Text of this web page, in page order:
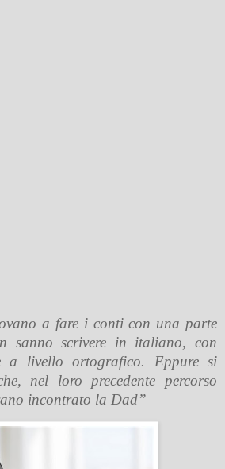
a fare i conti con una parte
sanno scrivere in italiano, con
a livello ortografico. Eppure si
nel loro precedente percorso
incontrato la Dad”